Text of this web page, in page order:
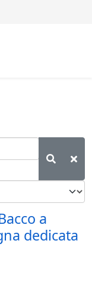
a
dedicata